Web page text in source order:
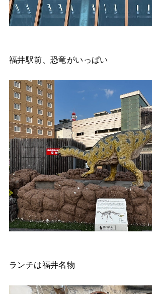
福井駅前、恐竜がいっぱい
ランチは福井名物